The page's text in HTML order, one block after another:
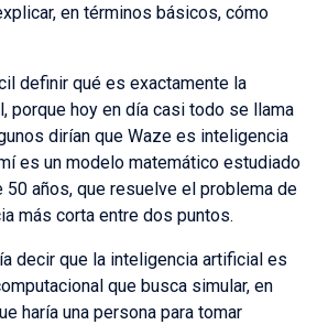
en términos básicos, cómo
definir qué es exactamente la
porque hoy en día casi todo se llama
dirían que Waze es inteligencia
es un modelo matemático estudiado
50 años, que resuelve el problema de
más corta entre dos puntos.
decir que la inteligencia artificial es
que busca simular, en
haría una persona para tomar